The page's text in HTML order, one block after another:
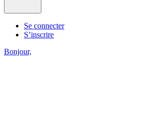
Se connecter
S’inscrire
Bonjour,